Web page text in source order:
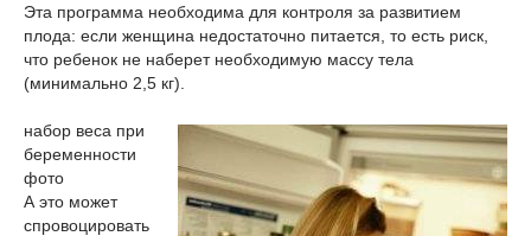
Эта программа необходима для контроля за развитием
плода: если женщина недостаточно питается, то есть риск,
что ребенок не наберет необходимую массу тела
(минимально 2,5 кг).
набор веса при
беременности
фото
А это может
спровоцировать